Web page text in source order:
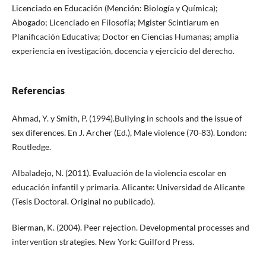
Licenciado en Educación (Mención: Biología y Química);
Abogado; Licenciado en Filosofía; Mgister Scintiarum en
Planificación Educativa; Doctor en Ciencias Humanas; amplia
experiencia en ivestigación, docencia y ejercicio del derecho.
Referencias
Ahmad, Y. y Smith, P. (1994).Bullying in schools and the issue of
sex diferences. En J. Archer (Ed.), Male violence (70-83). London:
Routledge.
Albaladejo, N. (2011). Evaluación de la violencia escolar en
educación infantil y primaria. Alicante: Universidad de Alicante
(Tesis Doctoral. Original no publicado).
Bierman, K. (2004). Peer rejection. Developmental processes and
intervention strategies. New York: Guilford Press.